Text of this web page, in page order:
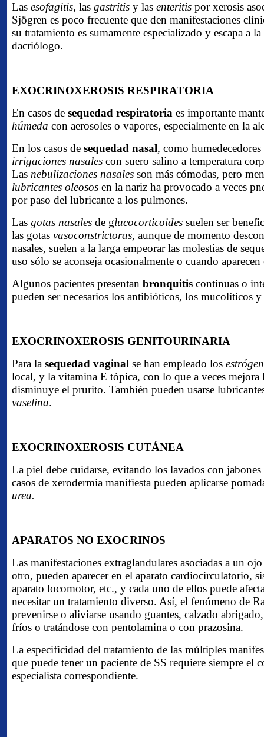
Las esofagitis, las gastritis y las enteritis por xerosis
Sjögren es poco frecuente que den manifestaciones
su tratamiento es sumamente especializado y escapa a
dacriólogo.
EXOCRINOXEROSIS RESPIRATORIA
En casos de sequedad respiratoria es importante
húmeda con aerosoles o vapores, especialmente en la
En los casos de sequedad nasal, como humedecedores
irrigaciones nasales con suero salino a temperatura
Las nebulizaciones nasales son más cómodas, pero
lubricantes oleosos en la nariz ha provocado a veces
por paso del lubricante a los pulmones.
Las gotas nasales de glucocorticoides suelen ser
las gotas vasoconstrictoras, aunque de momento
nasales, suelen a la larga empeorar las molestias de
uso sólo se aconseja ocasionalmente o cuando
Algunos pacientes presentan bronquitis continuas o
pueden ser necesarios los antibióticos, los mucolíticos
EXOCRINOXEROSIS GENITOURINARIA
Para la sequedad vaginal se han empleado los
local, y la vitamina E tópica, con lo que a veces mejora
disminuye el prurito. También pueden usarse
vaselina.
EXOCRINOXEROSIS CUTÁNEA
La piel debe cuidarse, evitando los lavados con
casos de xerodermia manifiesta pueden aplicarse
urea.
APARATOS NO EXOCRINOS
Las manifestaciones extraglandulares asociadas a un
otro, pueden aparecer en el aparato cardiocirculatorio,
aparato locomotor, etc., y cada uno de ellos puede
necesitar un tratamiento diverso. Así, el fenómeno de
prevenirse o aliviarse usando guantes, calzado
fríos o tratándose con pentolamina o con prazosina.
La especificidad del tratamiento de las múltiples
que puede tener un paciente de SS requiere siempre el
especialista correspondiente.